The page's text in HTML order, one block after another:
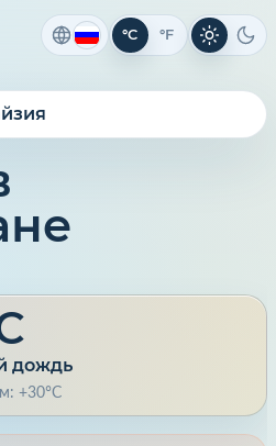
°C °F Светлая
дождь
+30°C